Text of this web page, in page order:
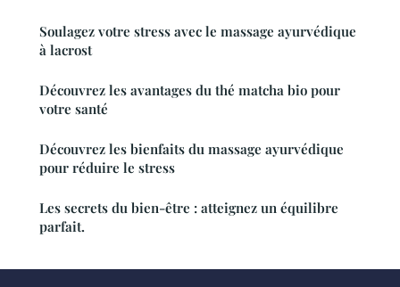
Soulagez votre stress avec le massage ayurvédique
à lacrost
Découvrez les avantages du thé matcha bio pour
votre santé
Découvrez les bienfaits du massage ayurvédique
pour réduire le stress
Les secrets du bien-être : atteignez un équilibre
parfait.